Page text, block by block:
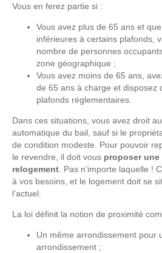
Vous en ferez partie si :
Vous avez plus de 65 ans et
inférieures à certains plafonds,
nombre de personnes
zone géographique ;
Vous avez moins de 65 ans,
de 65 ans à charge et disposez
plafonds réglementaires.
Dans ces situations, vous avez droit
automatique du bail, sauf si le
de condition modeste. Pour pouvoir
le revendre, il doit vous proposer
relogement . Pas n’importe laquelle !
à vos besoins, et le logement doit se
l’actuel.
La loi définit la notion de proximité
Un même arrondissement pour
arrondissement ;